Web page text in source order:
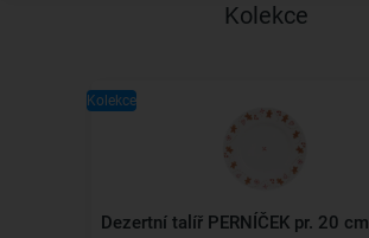
Kolekce
Kolekce
Dezertní talíř PERNÍČEK pr. 20 cm